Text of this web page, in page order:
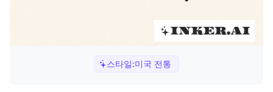
스타일:미국 전통